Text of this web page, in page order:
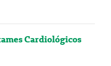
Cardiológicos